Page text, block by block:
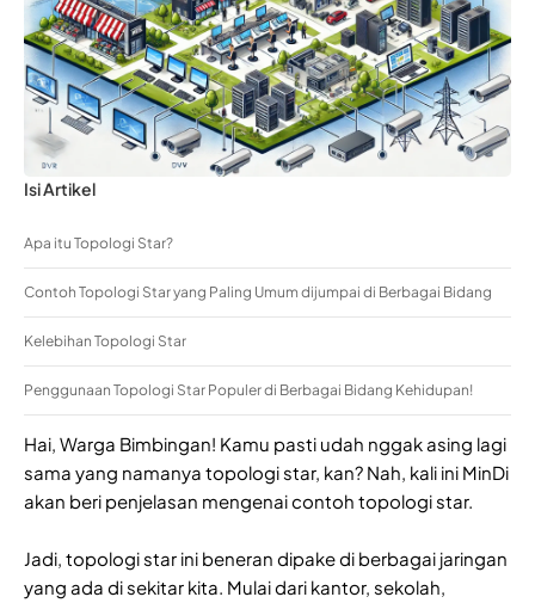
Isi Artikel
Apa itu Topologi Star?
Contoh Topologi Star yang Paling Umum dijumpai di Berbagai Bidang
Kelebihan Topologi Star
Penggunaan Topologi Star Populer di Berbagai Bidang Kehidupan!
Hai, Warga Bimbingan! Kamu pasti udah nggak asing lagi
sama yang namanya topologi star, kan? Nah, kali ini MinDi
akan beri penjelasan mengenai contoh topologi star.
Jadi, topologi star ini beneran dipake di berbagai jaringan
yang ada di sekitar kita. Mulai dari kantor, sekolah,